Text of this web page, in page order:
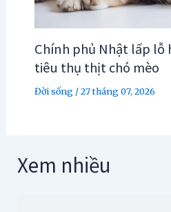
Chính phủ Nhật lấp lỗ
tiêu thụ thịt chó mèo
Đời sống/27 tháng 07, 2026
Xem nhiều